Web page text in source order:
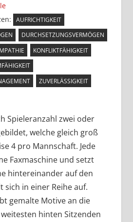
AUFRICHTIGKEIT
DURCHSETZUNGSVERMÖGEN
KONFLIKTFÄHIGKEIT
ZUVERLÄSSIGKEIT
Spieleranzahl zwei oder
welche gleich groß
4 pro Mannschaft. Jede
Faxmaschine und setzt
hintereinander auf den
sich in einer Reihe auf.
gemalte Motive an die
hinten Sitzenden